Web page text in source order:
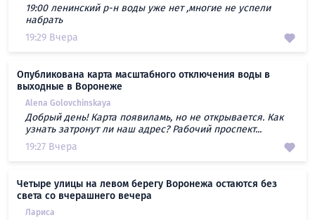
19:00 ленинский р-н воды уже нет ,многие не успели
набрать
19:29 Вчера
Опубликована карта масштабного отключения воды в
выходные в Воронеже
Alena Golovchinskaya
Добрый день! Карта появиламь, но не открывается. Как
узнать затронут ли наш адрес? Рабочий проспект...
19:27 Вчера
Четыре улицы на левом берегу Воронежа остаются без
света со вчерашнего вечера
Лариса